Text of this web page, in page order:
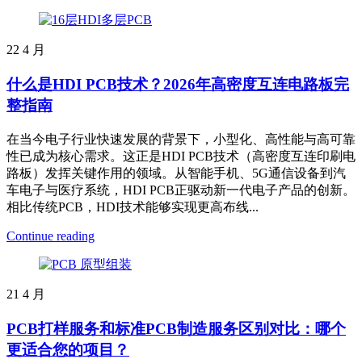
22 4 月
什么是HDI PCB技术？2026年高密度互连电路板完
整指南
在当今电子行业快速发展的背景下，小型化、高性能与高可靠
性已成为核心需求。这正是HDI PCB技术（高密度互连印刷电
路板）发挥关键作用的领域。从智能手机、5G通信设备到汽
车电子与医疗系统，HDI PCB正驱动新一代电子产品的创新。
相比传统PCB，HDI技术能够实现更高布线...
Continue reading
21 4 月
PCB打样服务和标准PCB制造服务区别对比：哪个
更适合您的项目？